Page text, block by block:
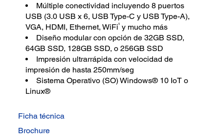
Múltiple conectividad incluyendo 8 puertos
USB (3.0 USB x 6, USB Type-C y USB Type-A),
VGA, HDMI, Ethernet, WiFi5 y mucho más
Diseño modular con opción de 32GB SSD,
64GB SSD, 128GB SSD, o 256GB SSD
Impresión ultrarrápida con velocidad de
impresión de hasta 250mm/seg
Sistema Operativo (SO) Windows® 10 IoT o
Linux®
Ficha técnica
Brochure